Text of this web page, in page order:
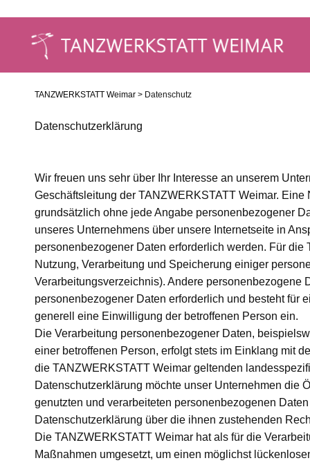
TANZWERKSTATT Weimar > Datenschutz
Datenschutzerklärung
Wir freuen uns sehr über Ihr Interesse an unserem
Geschäftsleitung der TANZWERKSTATT Weimar.
grundsätzlich ohne jede Angabe personenbezogener
unseres Unternehmens über unsere Internetseite in
personenbezogener Daten erforderlich werden. Für
Nutzung, Verarbeitung und Speicherung einiger
Verarbeitungsverzeichnis). Andere
personenbezogener Daten erforderlich und besteht für
generell eine Einwilligung der betroffenen Person ein.
Die Verarbeitung personenbezogener Daten,
einer betroffenen Person, erfolgt stets im Einklang mit
die TANZWERKSTATT Weimar geltenden
Datenschutzerklärung möchte unser Unternehmen die
genutzten und verarbeiteten personenbezogenen
Datenschutzerklärung über die ihnen zustehenden
Die TANZWERKSTATT Weimar hat als für die
Maßnahmen umgesetzt, um einen möglichst